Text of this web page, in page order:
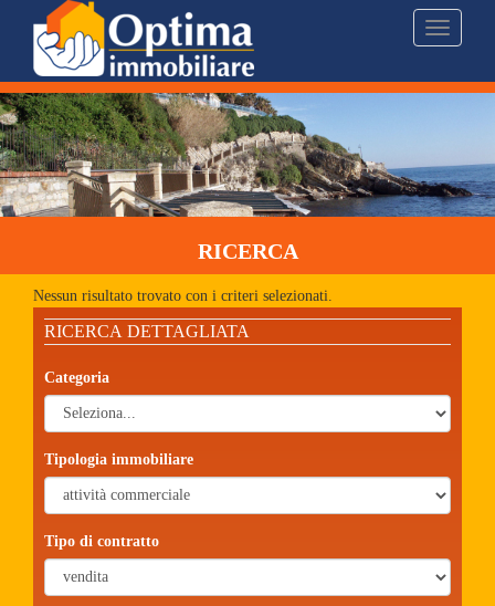
Toggle
RICERCA
Nessun risultato trovato con i criteri selezionati.
RICERCA DETTAGLIATA
Categoria
Tipologia immobiliare
Tipo di contratto